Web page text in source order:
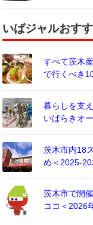
いばジャルおす
すべて茨木
で行くべき
暮らしを支
いばらきオ
茨木市内18
め＜2025-
茨木市で開
ココ＜2026